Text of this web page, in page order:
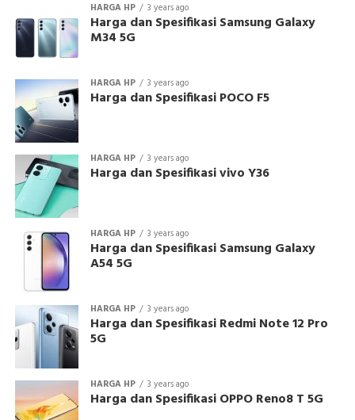
HARGA HP 3 years ago
Harga dan Spesifikasi Samsung Galaxy
M34 5G
HARGA HP 3 years ago
Harga dan Spesifikasi POCO F5
HARGA HP 3 years ago
Harga dan Spesifikasi vivo Y36
HARGA HP 3 years ago
Harga dan Spesifikasi Samsung Galaxy
A54 5G
HARGA HP 3 years ago
Harga dan Spesifikasi Redmi Note 12 Pro
5G
HARGA HP 3 years ago
Harga dan Spesifikasi OPPO Reno8 T 5G